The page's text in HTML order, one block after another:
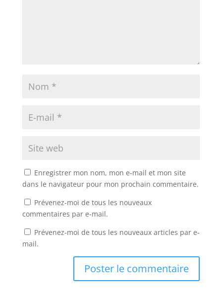
Enregistrer mon nom, mon e-mail et mon site
dans le navigateur pour mon prochain commentaire.
Prévenez-moi de tous les nouveaux
commentaires par e-mail.
Prévenez-moi de tous les nouveaux articles par e-
mail.